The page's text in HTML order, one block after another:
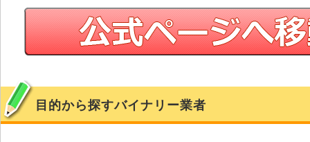
目的から探すバイナリー業者